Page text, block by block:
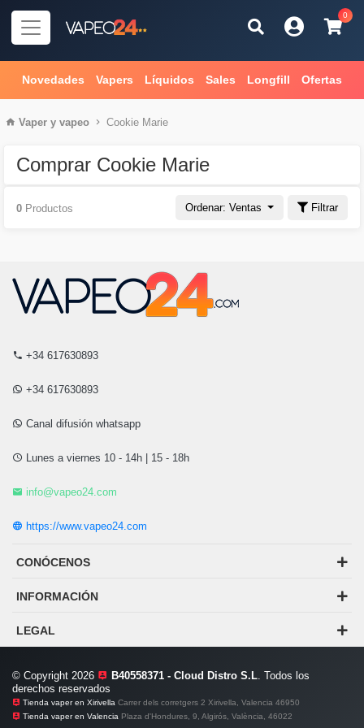
0
Novedades Vapers Líquidos Sales Longfill Ofertas
Vaper y vapeo Cookie Marie
Comprar Cookie Marie
Ordenar: Ventas Filtrar
0 Productos
+34 617630893
+34 617630893
Canal difusión whatsapp
Lunes a viernes 10 - 14h | 15 - 18h
info@vapeo24.com
https://www.vapeo24.com
CONÓCENOS
INFORMACIÓN
LEGAL
© Copyright 2026 B40558371 - Cloud Distro S.L. Todos los
derechos reservados
Tienda vaper en Xirivella Carrer dels corretgers 2 Xirivella, Valencia 46950
Tienda vaper en Valencia Plaza d'Hondures, 9, Algirós, València, 46022